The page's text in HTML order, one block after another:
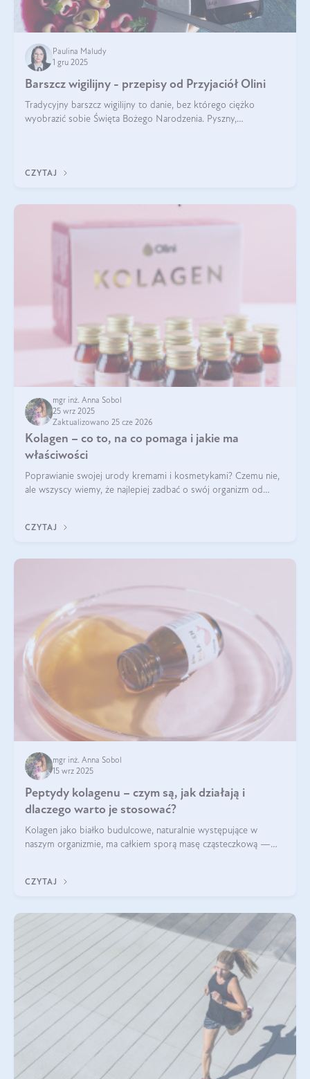
Paulina Maludy
1 gru 2025
Barszcz wigilijny - przepisy od Przyjaciół Olini
Tradycyjny barszcz wigilijny to danie, bez którego ciężko
wyobrazić sobie Święta Bożego Narodzenia. Pyszny,
CZYTAJ
mgr inż. Anna Sobol
25 wrz 2025
Zaktualizowano 25 cze 2026
Kolagen – co to, na co pomaga i jakie ma
właściwości
Poprawianie swojej urody kremami i kosmetykami? Czemu nie,
ale wszyscy wiemy, że najlepiej zadbać o swój organizm od
wysokiej jakości suplem
CZYTAJ
mgr inż. Anna Sobol
15 wrz 2025
Peptydy kolagenu – czym są, jak działają i
dlaczego warto je stosować?
Kolagen jako białko budulcowe, naturalnie występujące w
naszym organizmie, ma całkiem sporą masę cząsteczkową —
bardziej biodostępny
CZYTAJ